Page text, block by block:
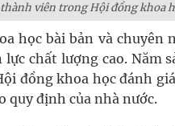
thành viên trong Hội đồng khoa
học bài bản và
chất lượng cao. Năm
đồng khoa học đánh
quy định của nhà nước.